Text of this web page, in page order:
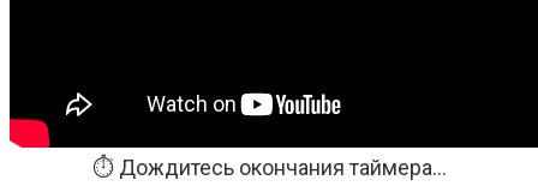
⏱️ Дождитесь окончания таймера...